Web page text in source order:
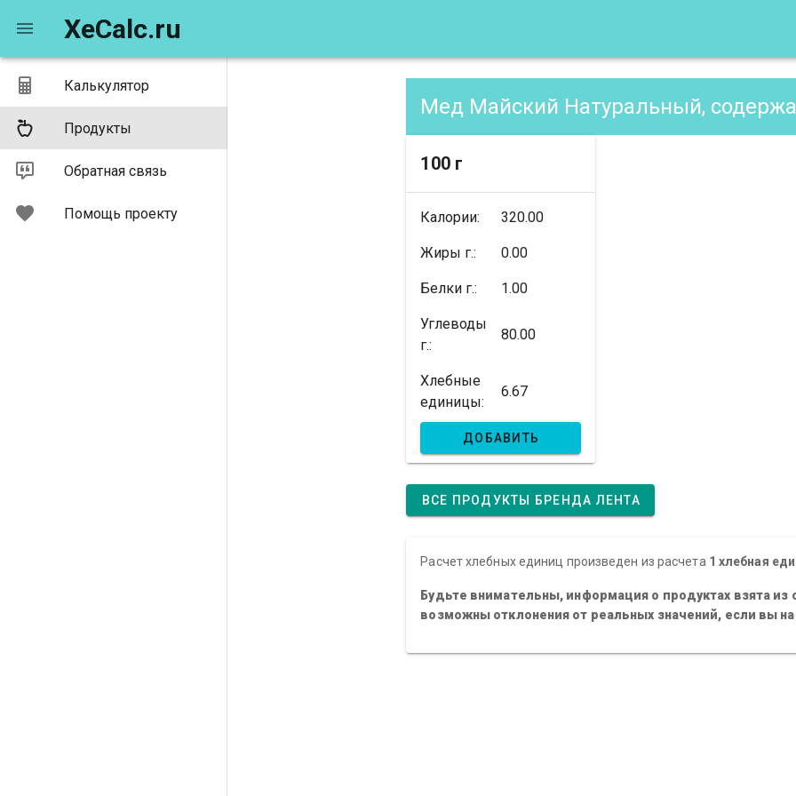
Калькулятор
Продукты
Обратная связь
Помощь проекту
XeCalc.ru
Мед Майский Натуральный,
100 г
Калории: 320.00
Жиры г.: 0.00
Белки г.: 1.00
Углеводы
г.:
80.00
Хлебные
единицы:
6.67
ДОБАВИТЬ
ВСЕ ПРОДУКТЫ БРЕНДА ЛЕНТА
Расчет хлебных единиц произведен из расчета 1 хлебная
Будьте внимательны, информация о продуктах взята из
возможны отклонения от реальных значений, если вы